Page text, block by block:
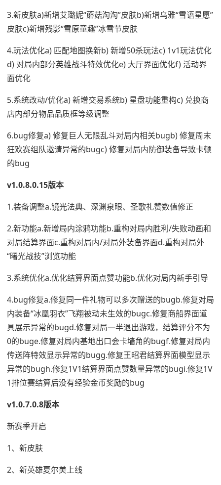
3.新皮肤a)新增艾璐妮“蘑菇淘淘”皮肤b)新增乌雅“雪语星愿”
皮肤c)新增残影“雪原童趣”冰雪节皮肤
4.玩法优化a) 匹配地图换新b) 新增50杀玩法c) 1v1玩法优化
d) 对局内部分英雄战斗特效优化e) 大厅界面优化f) 活动界
面优化
5.系统改动/优化a) 新增交易系统b) 星盘功能重构c) 兑换商
店内部分物品品质框等级调整
6.bug修复a) 修复巨人无限乱斗对局内相关bugb) 修复周末
狂欢赛组队邀请异常的bugc) 修复对局内防御装备导致卡顿
的bug
v1.0.8.0.15版本
1.装备调整a.镜光法典、深渊泉眼、圣歌礼赞数值修正
2.新功能a.新增局内涂鸦功能b.重构对局内胜利/失败动画和
对局结算界面c.重构对局内/对局外装备界面d.重构对局外
“曙光战技”浏览功能
3.系统优化a.优化结算界面点赞功能b.优化对局内新手引导
4.bug修复a.修复同一件礼物可以多次赠送的bugb.修复对局
内装备“冰凰羽衣”飞翔被动未生效的bugc.修复商船界面道
具展示异常的bugd.修复对局一半退出游戏，结算评分不为
0的buge.修复对局内基地出口会卡墙角的bugf.修复对局内
传送阵特效显示异常的bugg.修复王昭君结算界面模型显示
异常的bugh.修复1V1结算界面点赞数量异常的bugi.修复1V
1排位赛结算后没有经验金币奖励的bug
v1.0.7.0.8版本
新赛季开启
1、新皮肤
2、新英雄夏尔美上线